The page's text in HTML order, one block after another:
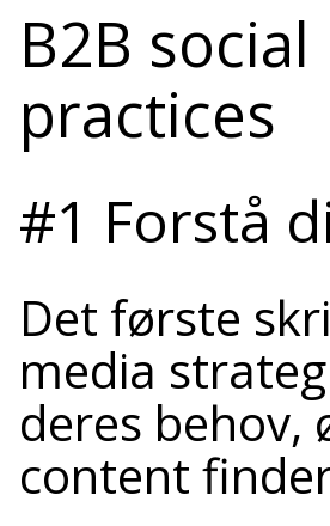
B2B
practices
#1 Forstå
Det første
media
deres behov,
content